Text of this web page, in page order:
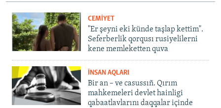
CEMİYET
"Er şeyni eki künde taşlap kettim".
Seferberlik qorqusı rusiyelilerni
kene memleketten quva
İNSAN AQLARI
Bir an – ve casussıñ. Qırım
mahkemeleri devlet hainligi
qabaatlavlarını daqqalar içinde